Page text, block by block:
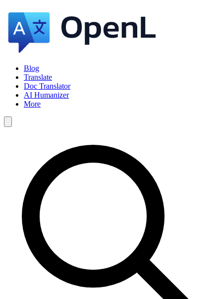
Blog
Translate
Doc Translator
AI Humanizer
More